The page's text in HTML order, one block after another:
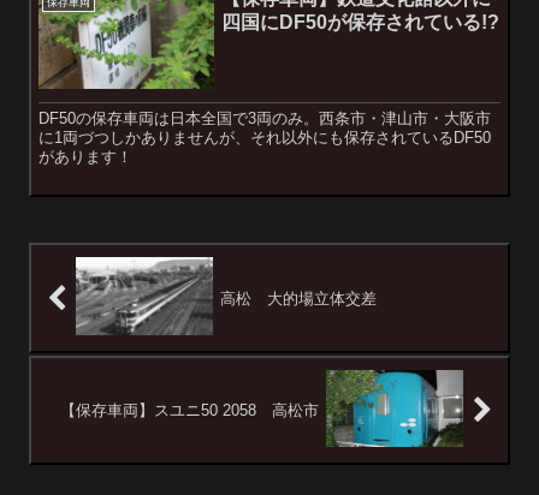
四国にDF50が保存されている!?
DF50の保存車両は日本全国で3両のみ。西条市・津山市・大阪市
に1両づつしかありませんが、それ以外にも保存されているDF50
があります！
高松 大的場立体交差
【保存車両】スユニ50 2058 高松市